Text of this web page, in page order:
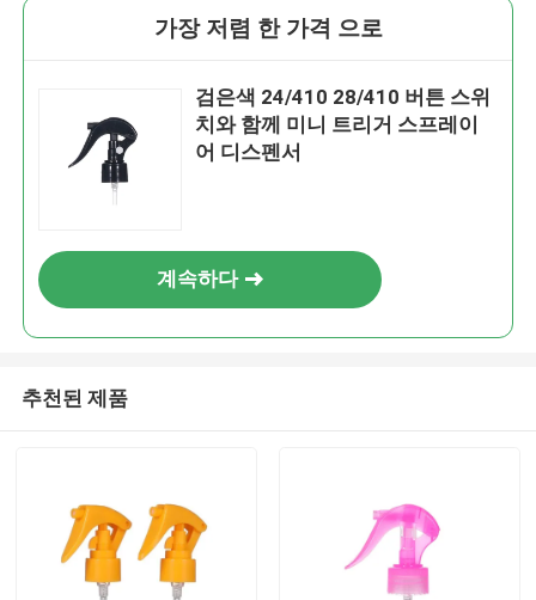
가장 저렴 한 가격 으로
검은색 24/410 28/410 버튼 스위
치와 함께 미니 트리거 스프레이
어 디스펜서
계속하다
추천된 제품